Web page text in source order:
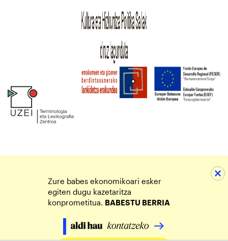
Zure babes ekonomikoari esker
egiten dugu kazetaritza
konprometitua. BABESTU BERRIA